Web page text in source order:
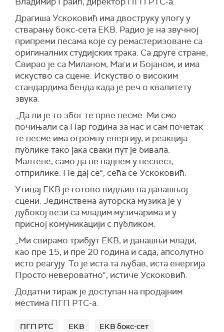
Драгиша Ускоковић има двоструку улогу у
стварању бокс-сета ЕКВ. Радио је на звучној
припреми песама које су ремастеризоване са
оригиналних студијских трака. Са друге стране,
Свирао је са Миланом, Маги и Бојаном, и има
искуство са сцене. Искуство о високим
стандардима бенда када је реч о квалитету
звука.
„Да ли је то због те прве песме. Ми смо
почињали са Пар година за нас и сам почетак
те песме има огромну енергију, и реакција
публике тако јака сваки пут је бивала.
Малтене, само да не паднем у несвест,
отприлике. Не дај се“, сећа се Ускоковић.
Утицај ЕКВ је готово видљив на данашњој
сцени. Јединствена ауторска музика је у
дубокој вези са младим музичарима и у
присној комуникацији с публиком.
„Ми свирамо трибјут ЕКВ, и данашњи млади,
као пре 15, и пре 20 година и сада, апсолутно
исто реагују. То је иста та љубав, иста енергија.
Просто невероватно“, истиче Ускоковић.
Додатни тираж је доступан на продајним
местима ПГП РТС-а.
ПГП РТС ЕКВ ЕКВ бокс-сет